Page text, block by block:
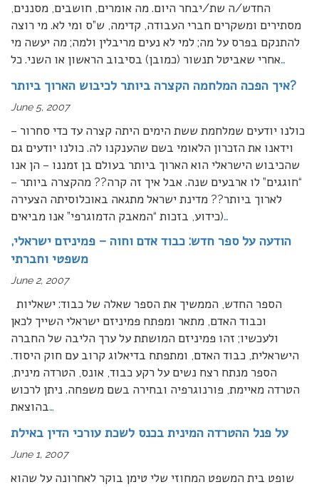
החדש/ה שת/יבחר היום. מה אומרים, חושבים, מסננים,
מסתירים ומשקרים חברי העבודה, קדימה, ש”ס ומי לא. מי רוצה
להתנקם בפרס על מה; למי לא נעים מריבלין ולמה; מה יעשה מי
אחרי שאביטל תנשור (כמובן) בסיבוב הראשון או השני. כל…
איך הפכה המלחמה הקצרה ביותר לכיבוש הארוך ביותר?
June 5, 2007
כולנו יודעים שמלחמת ששת הימים היתה קצרה עד כדי סחרור –
וידאנו את הזכרון הלאומי בשם שהענקנו לה. כולנו יודעים גם
שהכיבוש הישראלי הוא הארוך ביותר בעולם בן זמננו – הן אנו
“חוגגים” לו ארבעים שנה. אבל איך זה קרה?? מהקצרה ביותר –
לארוך ביותר?? מדינת ישראל מתגאה באוכלוסיתה הצעירה
(כידוע, בזכות “המאבק הדמוגרפי” אנו מביאים…
הודעה על ספר חדש: כבוד אדם וחוה – פמיניזם ישראלי,
משפטי וחברתי
June 2, 2007
וכבוד האדם, מתאר ומפתח פמיניזם ישראלי השייך לכאן
ולעכשיו; זהו פמיניזם המושתת על ערך הליבה של החברה
הישראלית, כבוד האדם, ומתפתח בדיאלוג קרוב עם חוק היסוד.
הספר מנתח רצח נשים על רקע כבוד, אונס, הטרדה מינית,
הטרדה מאיימת, פורנוגרפיה ובחירה בשם משפחה. ניתן לרכוש
בהוצאת…
על פנל ההטרדה המינית בכנס לשכת עורכי הדין באילת
June 1, 2007
שופט בית המשפט המחוזי שלי טימן בוקר לאחרונה על שהוא